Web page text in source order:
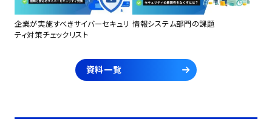
企業が実施すべきサイバーセキュリ
ティ対策チェックリスト
情報システム部門の課題
資料一覧